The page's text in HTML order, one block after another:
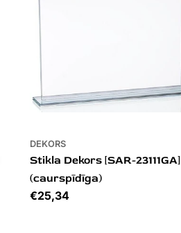
DEKORS
Stikla Dekors [SAR-23111GA]
(caurspīdīga)
Cena
€25,34